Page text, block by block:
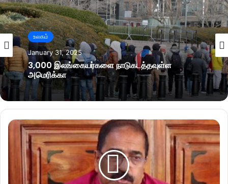
உலகம்
January 31, 2025
3,000 இலங்கையர்களை நாடுகடத்தவுள்ள
அமெரிக்கா